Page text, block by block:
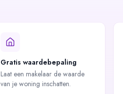
Gratis waardebepaling
Laat een makelaar de waarde
van je woning inschatten.